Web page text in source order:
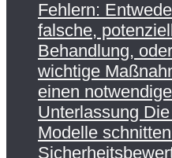
Fehlern:
falsche,
Behandlung,
wichtige
einen
Unterlassung
Modelle